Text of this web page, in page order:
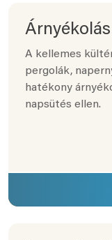
A kellemes
pergolák,
hatékony
napsütés ellen.